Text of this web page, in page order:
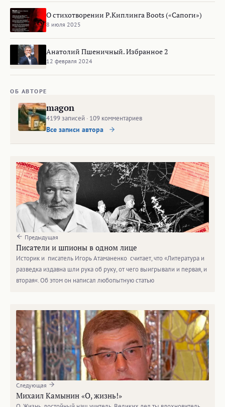
О стихотворении Р.Киплинга Boots («Сапоги»)
8 июля 2025
Анатолий Пшеничный. Избранное 2
12 февраля 2024
ОБ АВТОРЕ
magon
4199 записей · 109 комментариев
Все записи автора
Предыдущая
Писатели и шпионы в одном лице
Историк и писатель Игорь Атаманенко считает, что «Литература и
разведка издавна шли рука об руку, от чего выигрывали и первая, и
вторая«. Об этом он написал любопытную статью
Следующая
Михаил Камынин «О, жизнь!»